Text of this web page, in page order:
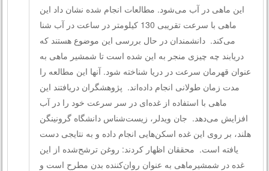
این ماهی در آب می‌شود. مطالعات انجام شده نشان داد این
ماهی با سرعت تقریبی 130 کیلومتر در ساعت در آب شنا
می‌کند. دانشمندان در حال بررسی این موضوع هستند که
دریابند چه چیزی منجر به این شده است تا شمشیر ماهی به
عنوان قهرمان سرعت در دریا شناخته شود. آنها این مطالعه را
مدت زمان طولانی انجام داده‌اند. پژوهشگران دریافتند این
ماهی با استفاده از غده‌ای در سر سرعت خود را در آب
افزایش می‌دهد. جان ویدلر، زیست‌شناس دانشگاه گرونینگن
هلند، بر روی این غده اسکن‌هایی انجام داده و به نتایجی دست
یافته است. محققان اظهار کردند: روغن ترشح‌شده از این
غده در شمشیرماهی به عنوان روان‌کننده بدن مطرح است و